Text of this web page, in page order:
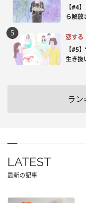
【#4
ら解放
恋する
【#5
生き抜
ラ
LATEST
最新の記事